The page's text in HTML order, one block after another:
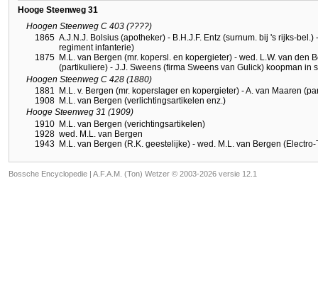
Hooge Steenweg 31
Hoogen Steenweg C 403 (????)
1865 A.J.N.J. Bolsius (apotheker) - B.H.J.F. Entz (surnum. bij 's rijks-
regiment infanterie)
1875 M.L. van Bergen (mr. kopersl. en kopergieter) - wed. L.W. van den
(partikuliere) - J.J. Sweens (firma Sweens van Gulick) koopman in
Hoogen Steenweg C 428 (1880)
1881
M.L. v. Bergen (mr. koperslager en kopergieter) - A. van Maaren
1908 M.L. van Bergen (verlichtingsartikelen enz.)
Hooge Steenweg 31 (1909)
1910 M.L. van Bergen (verichtingsartikelen)
1928 wed. M.L. van Bergen
1943 M.L. van Bergen (R.K. geestelijke) - wed. M.L. van Bergen
Bossche Encyclopedie | A.F.A.M. (Ton) Wetzer © 2003-2026 versie 12.1